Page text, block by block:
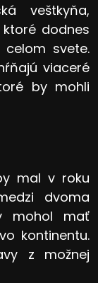
veštkyňa,
dodnes
svete.
viaceré
by mohli
mal v roku
dvoma
mohol mať
kontinentu.
z možnej